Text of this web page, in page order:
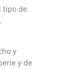
tipo de
y
y de